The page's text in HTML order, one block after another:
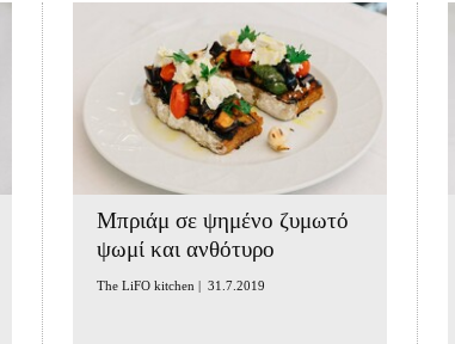
Μπριάμ σε ψημένο ζυμωτό
ψωμί και ανθότυρο
The LiFO kitchen |31.7.2019